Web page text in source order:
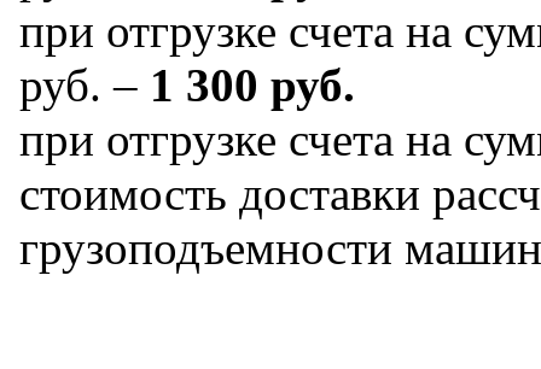
при отгрузке счета на
руб. – 1 300 руб.
при отгрузке счета на
стоимость доставки
грузоподъемности